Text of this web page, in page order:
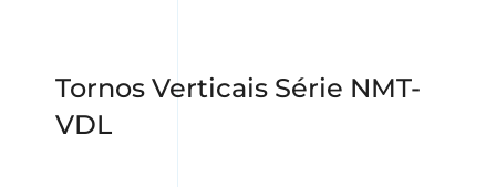
Tornos Verticais Série NMT-
VDL